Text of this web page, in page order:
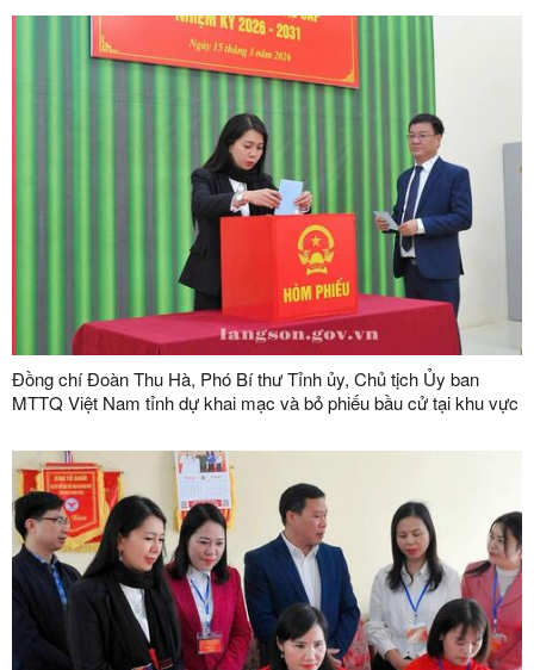
Đồng chí Đoàn Thu Hà, Phó Bí thư Tỉnh ủy, Chủ tịch Ủy ban
MTTQ Việt Nam tỉnh dự khai mạc và bỏ phiếu bầu cử tại khu vực